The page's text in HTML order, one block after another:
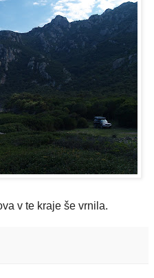
v te kraje še vrnila.